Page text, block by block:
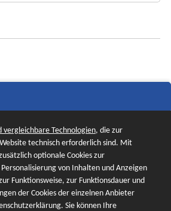
vergleichbare Technologien, die zur
technisch erforderlich sind. Mit
optionale Cookies zur
von Inhalten und Anzeigen
Funktionsweise, zur Funktionsdauer und
der Cookies der einzelnen Anbieter
Sie können Ihre